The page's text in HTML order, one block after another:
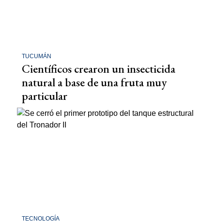
TUCUMÁN
Científicos crearon un insecticida
natural a base de una fruta muy
particular
TECNOLOGÍA